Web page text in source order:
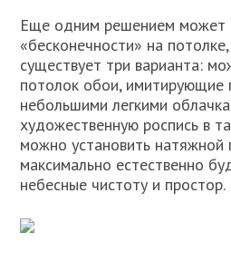
Еще одним решением может
«бесконечности» на
существует три варианта:
потолок обои, имитирующие
небольшими легкими
художественную роспись в
можно установить натяжной
максимально естественно
небесные чистоту и простор.